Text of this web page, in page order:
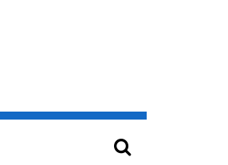
habría usado durante 13 años la